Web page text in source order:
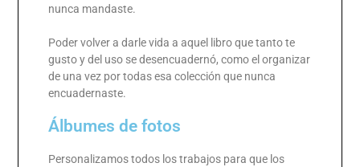
nunca mandaste.
Poder volver a darle vida a aquel libro que tanto te
gusto y del uso se desencuadernó, como el organizar
de una vez por todas esa colección que nunca
encuadernaste.
Álbumes de fotos
Personalizamos todos los trabajos para que los